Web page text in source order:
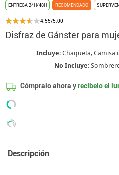
ENTREGA 24H/48H RECOMENDADO
4.55/5.00
Disfraz de Gánster para
Incluye: Chaqueta, Camisa
No Incluye:
Cómpralo ahora yrecíbelo el
Descripción